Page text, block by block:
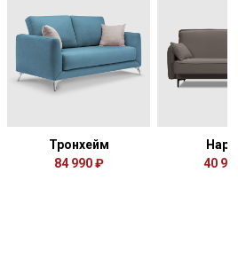
Тронхейм
84 990 ₽
40